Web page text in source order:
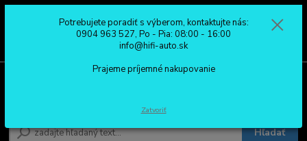
Hľadať
0904 963 527
Po - Pia: 08:00 - 16:00
Potrebujete poradiť s výberom, kontaktujte nás:
0904 963 527, Po - Pia: 08:00 - 16:00
info@hifi-auto.sk
Prajeme príjemné nakupovanie
Zatvoriť